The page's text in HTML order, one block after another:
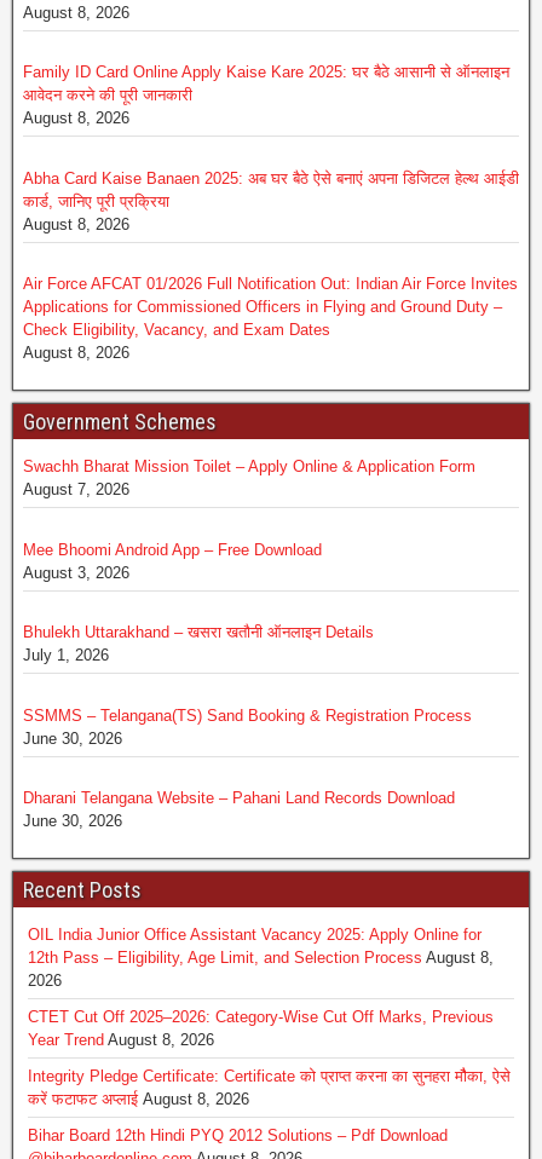
August 8, 2026
Family ID Card Online Apply Kaise Kare 2025: घर बैठे आसानी से ऑनलाइन
आवेदन करने की पूरी जानकारी
August 8, 2026
Abha Card Kaise Banaen 2025: अब घर बैठे ऐसे बनाएं अपना डिजिटल हेल्थ आईडी
कार्ड, जानिए पूरी प्रक्रिया
August 8, 2026
Air Force AFCAT 01/2026 Full Notification Out: Indian Air Force Invites
Applications for Commissioned Officers in Flying and Ground Duty –
Check Eligibility, Vacancy, and Exam Dates
August 8, 2026
Government Schemes
Swachh Bharat Mission Toilet – Apply Online & Application Form
August 7, 2026
Mee Bhoomi Android App – Free Download
August 3, 2026
Bhulekh Uttarakhand – खसरा खतौनी ऑनलाइन Details
July 1, 2026
SSMMS – Telangana(TS) Sand Booking & Registration Process
June 30, 2026
Dharani Telangana Website – Pahani Land Records Download
June 30, 2026
Recent Posts
OIL India Junior Office Assistant Vacancy 2025: Apply Online for
12th Pass – Eligibility, Age Limit, and Selection Process August 8,
2026
CTET Cut Off 2025–2026: Category-Wise Cut Off Marks, Previous
Year Trend August 8, 2026
Integrity Pledge Certificate: Certificate को प्राप्त करना का सुनहरा मौैका, ऐसे
करें फटाफट अप्लाई August 8, 2026
Bihar Board 12th Hindi PYQ 2012 Solutions – Pdf Download